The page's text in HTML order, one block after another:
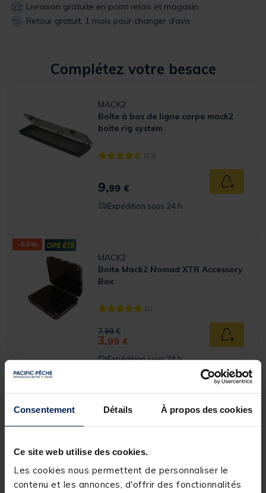
Consentement Détails À propos des cookies
Ce site web utilise des cookies.
Les cookies nous permettent de personnaliser le
contenu et les annonces, d'offrir des fonctionnalités
Livraison gratuite en point relais et magasin
Retour gratuit, 1 mois pour changer d’avis
Complétez votre besace
MACK2
Boîte à bas de ligne carpe mack2
boite rig system
[object Object] out of 5 Customer Rating
(13)
9,99 € Ajouter
Expédition sous 24 h
-50%
MACK2
Boite Mack2 Nomad XTR Accessory
Box
[object Object] out of 5 Customer Rating
(1)
Price reduced from
7,99 €to
3,99 € Ajouter
Expédition sous 24 h
MACK2
Price reduced from
2,99 € to